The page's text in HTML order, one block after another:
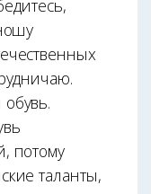
потому
таланты,